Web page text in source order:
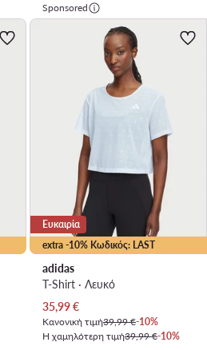
Sponsored
extra -10% Κωδικός: LAST
Ευκαιρία
adidas
T-Shirt · Λευκό
Τρέχουσα τιμή
35,99€
Κανονική τιμή39,99 €-10%
Η χαμηλότερη τιμή39,99 €-10%